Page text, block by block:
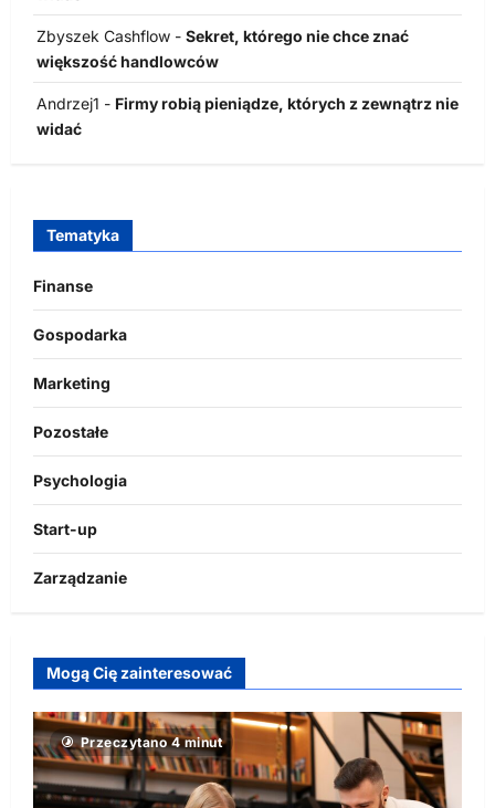
Zbyszek Cashflow - Sekret, którego nie chce znać
większość handlowców
Andrzej1 - Firmy robią pieniądze, których z zewnątrz nie
widać
Tematyka
Finanse
Gospodarka
Marketing
Pozostałe
Psychologia
Start-up
Zarządzanie
Mogą Cię zainteresować
Przeczytano 4 minut